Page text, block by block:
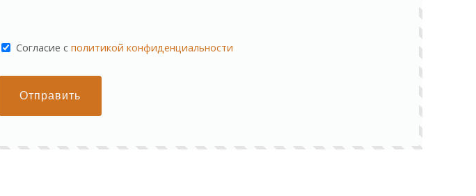
Cогласие с политикой конфиденциальности
Отправить